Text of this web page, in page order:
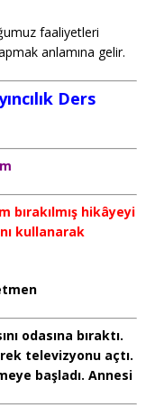
faaliyetleri
anlamına gelir.
Ders
bırakılmış hikâyeyi
kullanarak
odasına bıraktı.
televizyonu açtı.
başladı. Annesi